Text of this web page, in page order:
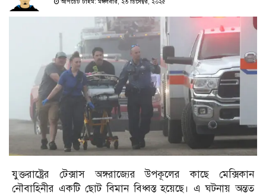
আপডেট টাইম: মঙ্গলবার, ২৩ ডিসেম্বর, ২০২৫
যুক্তরাষ্ট্রের টেক্সাস অঙ্গরাজ্যের উপকূলের কাছে মেক্সিকান
নৌবাহিনীর একটি ছোট বিমান বিধ্বস্ত হয়েছে। এ ঘটনায় অন্তত